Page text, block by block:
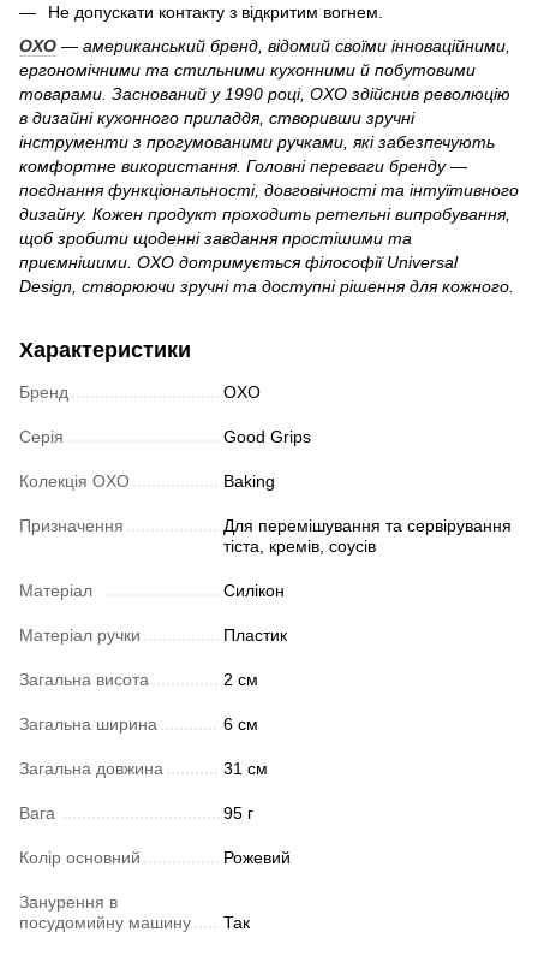
Не допускати контакту з відкритим вогнем.
OXO — американський бренд, відомий своїми інноваційними,
ергономічними та стильними кухонними й побутовими
товарами. Заснований у 1990 році, OXO здійснив революцію
в дизайні кухонного приладдя, створивши зручні
інструменти з прогумованими ручками, які забезпечують
комфортне використання. Головні переваги бренду —
поєднання функціональності, довговічності та інтуїтивного
дизайну. Кожен продукт проходить ретельні випробування,
щоб зробити щоденні завдання простішими та
приємнішими. OXO дотримується філософії Universal
Design, створюючи зручні та доступні рішення для кожного.
Характеристики
Бренд OXO
Серія Good Grips
Колекція OXO Baking
Призначення
Для перемішування та сервірування
тіста, кремів, соусів
Матеріал Силікон
Матеріал ручки Пластик
Загальна висота 2 см
Загальна ширина 6 см
Загальна довжина 31 см
Вага 95 г
Колір основний Рожевий
Занурення в
посудомийну машину
Так